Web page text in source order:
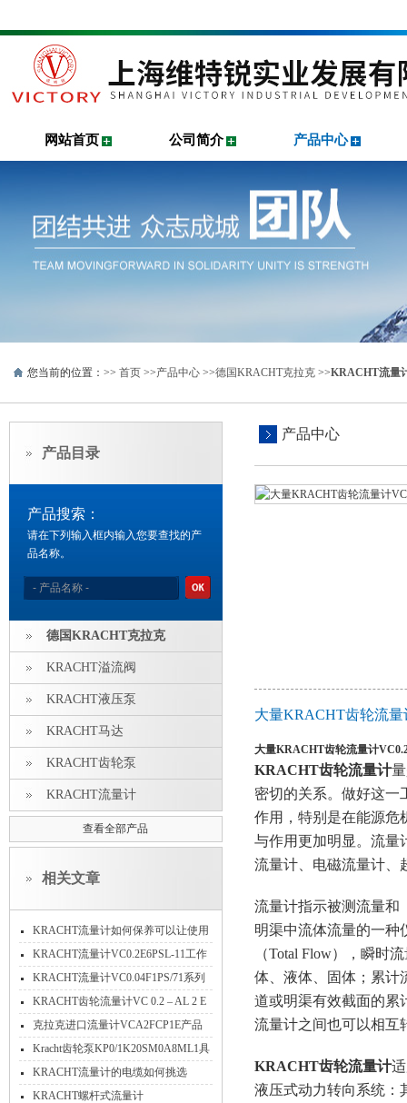
网站首页 公司简介 产品中心
您当前的位置：>> 首页 >>产品中心 >>德国KRACHT克拉克 >>KRACHT流量
产品目录
产品搜索：
请在下列输入框内输入您要查找的产
品名称。
德国KRACHT克拉克
KRACHT溢流阀
KRACHT液压泵
KRACHT马达
KRACHT齿轮泵
KRACHT流量计
查看全部产品
相关文章
KRACHT流量计如何保养可以让使用
时间久一些？
KRACHT流量计VC0.2E6PSL-11工作
原理
KRACHT流量计VC0.04F1PS/71系列
产品介绍
KRACHT齿轮流量计VC 0.2 – AL 2 E
的工作原理
克拉克进口流量计VCA2FCP1E产品
技术特点全介绍
Kracht齿轮泵KP0/1K20SM0A8ML1具
体描述
KRACHT流量计的电缆如何挑选
KRACHT螺杆式流量计
产品中心
大量KRACHT齿轮流量
大量KRACHT齿轮流量计
KRACHT齿轮流量计
密切的关系。做好这一
作用，特别是在能源危
与作用更加明显。流量
流量计、电磁流量计、
流量计指示被测流量和
明渠中流体流量的一种
（Total Flow），瞬时
体、液体、固体；累计
道或明渠有效截面的累
流量计之间也可以相互
KRACHT齿轮流量计
液压式动力转向系统：